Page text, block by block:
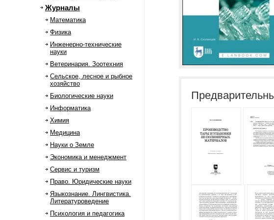
Журналы
Математика
Физика
Инженерно-технические
науки
Ветеринария. Зоотехния
Сельское, лесное и рыбное
хозяйство
Биологические науки
Информатика
Химия
Медицина
Науки о Земле
Экономика и менеджмент
Сервис и туризм
Право. Юридические науки
Языкознание. Лингвистика.
Литературоведение
Психология и педагогика